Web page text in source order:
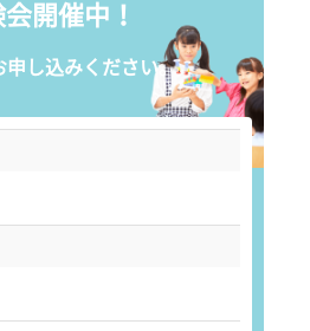
開催中！
申し込みください。